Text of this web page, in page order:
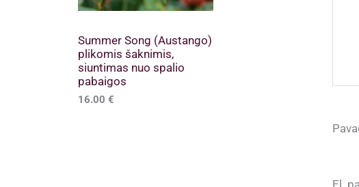
Summer Song (Austango)
plikomis šaknimis,
siuntimas nuo spalio
pabaigos
16.00 €
El.